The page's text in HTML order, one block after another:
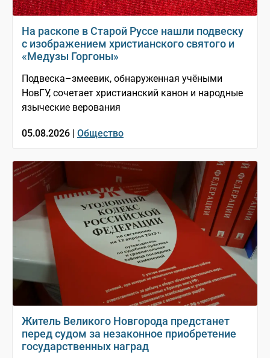
На раскопе в Старой Руссе нашли подвеску
с изображением христианского святого и
«Медузы Горгоны»
Подвеска–змеевик, обнаруженная учёными
НовГУ, сочетает христианский канон и народные
языческие верования
05.08.2026 | Общество
Житель Великого Новгорода предстанет
перед судом за незаконное приобретение
государственных наград